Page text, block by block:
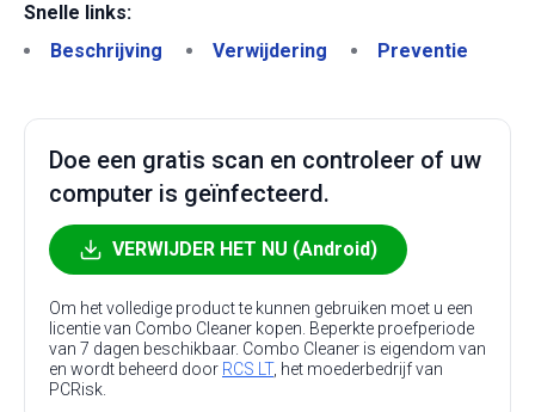
Snelle links:
Beschrijving
Verwijdering Preventie
Doe een gratis scan en controleer of uw
computer is geïnfecteerd.
VERWIJDER HET NU (Android)
Om het volledige product te kunnen gebruiken moet u een
licentie van Combo Cleaner kopen. Beperkte proefperiode
van 7 dagen beschikbaar. Combo Cleaner is eigendom van
en wordt beheerd door RCS LT, het moederbedrijf van
PCRisk.